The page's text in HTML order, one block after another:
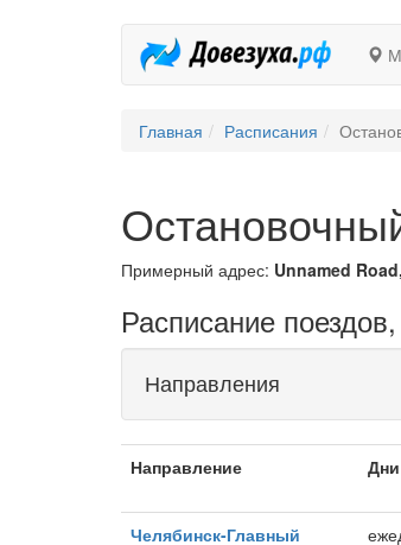
Главная Расписания
Примерный адрес: Unnamed
Расписание
Направления
Направление Дни
Челябинск-Главный